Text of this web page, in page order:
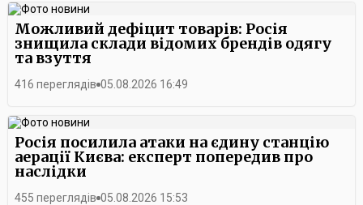
Можливий дефіцит товарів: Росія
знищила склади відомих брендів одягу
та взуття
416 переглядів 05.08.2026 16:49
Росія посилила атаки на єдину станцію
аерації Києва: експерт попередив про
наслідки
455 переглядів 05.08.2026 15:53